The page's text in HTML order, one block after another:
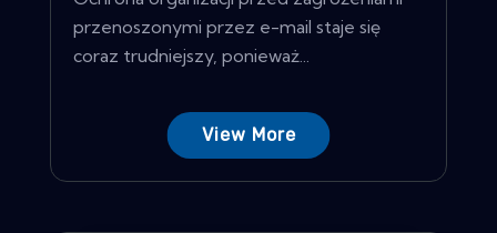
przenoszonymi przez e-mail staje się
coraz trudniejszy, ponieważ...
View More